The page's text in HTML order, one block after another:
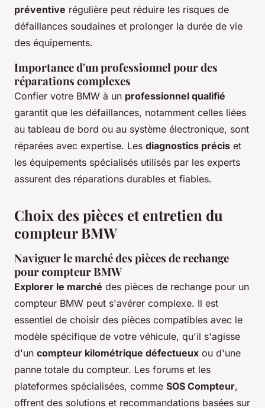
préventive régulière peut réduire les risques de
défaillances soudaines et prolonger la durée de vie
des équipements.
Importance d'un professionnel pour des
réparations complexes
Confier votre BMW à un professionnel qualifié
garantit que les défaillances, notamment celles liées
au tableau de bord ou au système électronique, sont
réparées avec expertise. Les diagnostics précis et
les équipements spécialisés utilisés par les experts
assurent des réparations durables et fiables.
Choix des pièces et entretien du
compteur BMW
Naviguer le marché des pièces de rechange
pour compteur BMW
Explorer le marché des pièces de rechange pour un
compteur BMW peut s'avérer complexe. Il est
essentiel de choisir des pièces compatibles avec le
modèle spécifique de votre véhicule, qu'il s'agisse
d'un compteur kilométrique défectueux ou d'une
panne totale du compteur. Les forums et les
plateformes spécialisées, comme SOS Compteur,
offrent des solutions et recommandations basées sur